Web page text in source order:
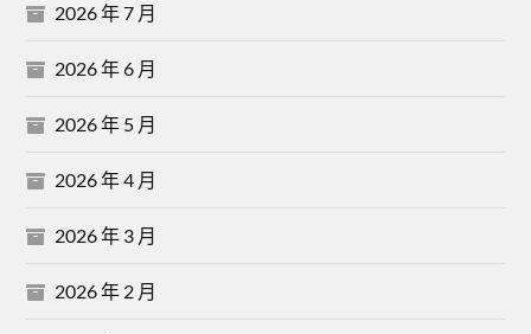
2026 年 7 月
2026 年 6 月
2026 年 5 月
2026 年 4 月
2026 年 3 月
2026 年 2 月